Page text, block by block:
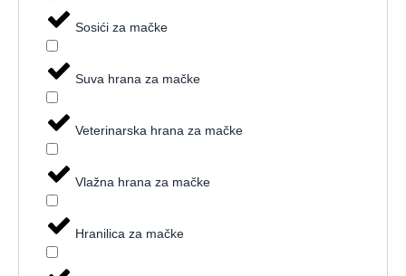
Sosići za mačke
Suva hrana za mačke
Veterinarska hrana za mačke
Vlažna hrana za mačke
Hranilica za mačke